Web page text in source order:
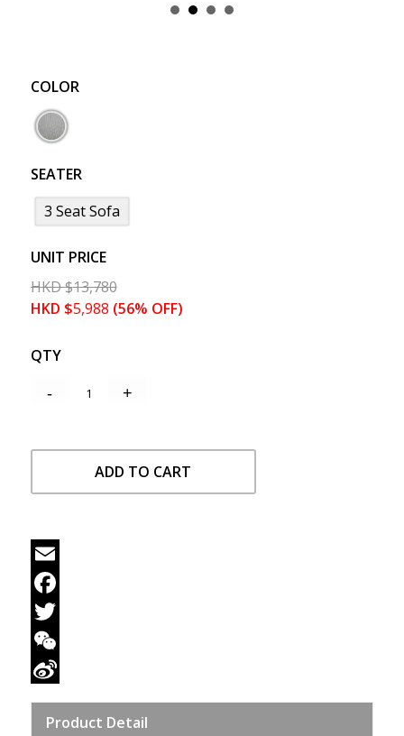
COLOR
SEATER
3 Seat Sofa
UNIT PRICE
HKD$13,780
HKD $5,988 (56% OFF)
QTY
ADD TO CART
Email
Facebook
Twitter
WeChat
Weibo
Product Detail